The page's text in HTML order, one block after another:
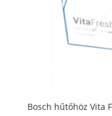
Bosch hűtőhöz Vita